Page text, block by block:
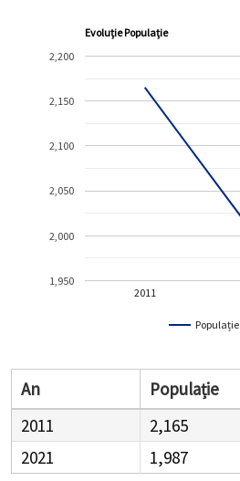
Evoluție Populație
Populație
2011
1,950
2,000
2,050
2,100
2,150
2,200
An Populație
2011
2,165
2021
1,987